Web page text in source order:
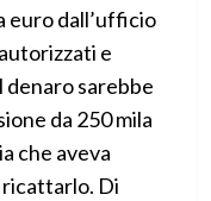
euro dall’ufficio
e
sarebbe
da 250 mila
che aveva
ricattarlo. Di